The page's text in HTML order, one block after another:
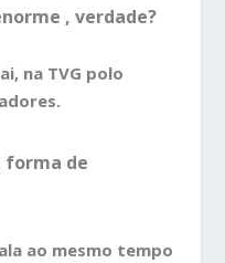
, verdade?
na TVG polo
forma de
ao mesmo tempo